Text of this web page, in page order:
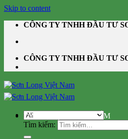
Skip to content
CÔNG TY TNHH ĐẦU TƯ
CÔNG TY TNHH ĐẦU TƯ
Tìm kiếm:
DANH MỤC SẢN PHẨM